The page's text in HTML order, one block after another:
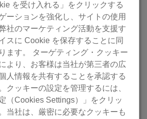
対象機器ではないPioneer DJ製品
ボタンに通知バッジを表示し、
注意文を表示するように改善
グ楽曲をタグリストに追加できるよ
てアプリのエフェクトを選択した
フェクトパネルで表示するように
およびPAD FXの拍数表示を改善
を受け入れる」をクリックする
ーションを強化し、サイトの使用
社のマーケティング活動を支援す
スに Cookie を保存することに同
ます。 ターゲティング・クッキー
より、お客様は当社が第三者の広
人情報を共有することを承認する
クッキーの設定を管理するには、
（Cookies Settings）」をクリッ
当社は、厳密に必要なクッキーも